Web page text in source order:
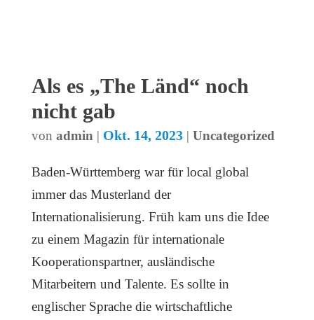
Als es „The Länd“ noch
nicht gab
von admin | Okt. 14, 2023| Uncategorized
Baden-Württemberg war für local global
immer das Musterland der
Internationalisierung. Früh kam uns die Idee
zu einem Magazin für internationale
Kooperationspartner, ausländische
Mitarbeitern und Talente. Es sollte in
englischer Sprache die wirtschaftliche